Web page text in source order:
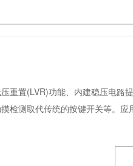
重置(LVR)功能、内建稳压电路
检测取代传统的按键开关等。应